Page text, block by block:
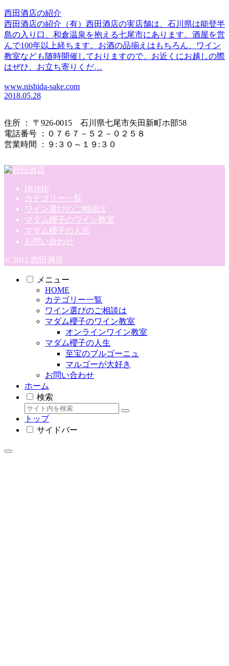
西田酒店の紹介
西田酒店の紹介（有）西田酒店の実店舗は、石川県は能登半
島の入り口、和倉温泉を抱える七尾市にあります。酒屋を営
んで100年以上経ちます。お酒の品揃えはもちろん、ワイン
教室なども随時開催しておりますので、お近くにお越しの際
はぜひ、お立ち寄りくだ…
www.nishida-sake.com
2018.05.28
住所 ： 〒926-0015 石川県七尾市矢田新町ホ部58
電話番号 ：０７６７－５２－０２５８
営業時間 ：９:３０～１９:３０
HOME
カテゴリー一覧
ワイン選びのご相談は
マダム櫻子のワイン教室
マダム櫻子の人生
お問い合わせ
© 2012 西田酒店.
メニュー
HOME
カテゴリー一覧
ワイン選びのご相談は
マダム櫻子のワイン教室
オンラインワイン教室
マダム櫻子の人生
至宝のブルゴーニュ
マルゴーが大好き
お問い合わせ
ホーム
検索
トップ
サイドバー